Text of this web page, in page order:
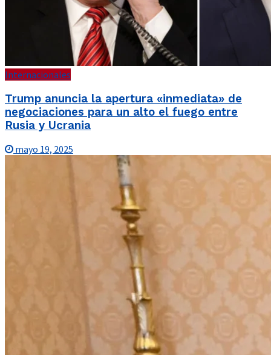
Internacionales
Trump anuncia la apertura «inmediata» de
negociaciones para un alto el fuego entre
Rusia y Ucrania
mayo 19, 2025